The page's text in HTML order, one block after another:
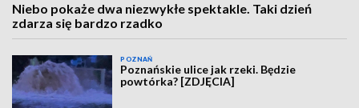
Niebo pokaże dwa niezwykłe spektakle. Taki dzień
zdarza się bardzo rzadko
POZNAŃ
Poznańskie ulice jak rzeki. Będzie
powtórka? [ZDJĘCIA]